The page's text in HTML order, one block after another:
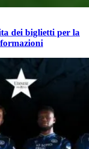
dei biglietti per la